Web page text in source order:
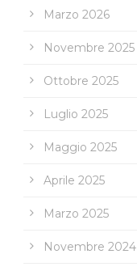
Marzo 2026
Novembre 2025
Ottobre 2025
Luglio 2025
Maggio 2025
Aprile 2025
Marzo 2025
Novembre 2024